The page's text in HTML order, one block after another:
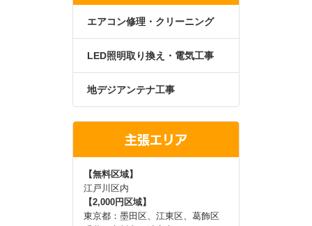
エアコン修理・クリーニング
LED照明取り換え・電気工事
地デジアンテナ工事
主張エリア
【無料区域】
江戸川区内
【2,000円区域】
東京都：墨田区、江東区、葛飾区